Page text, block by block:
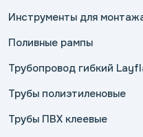
Инструменты для
Поливные рампы
Трубопровод гибкий
Трубы полиэтиленовые
Трубы ПВХ клеевые